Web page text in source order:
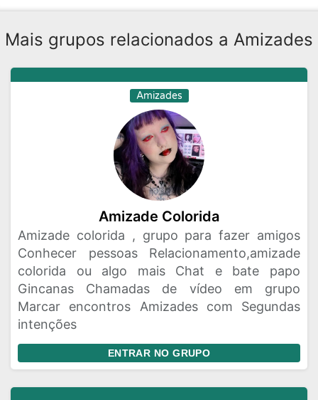
Mais grupos relacionados a Amizades
Amizades
Amizade Colorida
Amizade colorida , grupo para fazer amigos
Conhecer pessoas Relacionamento,amizade
colorida ou algo mais Chat e bate papo
Gincanas Chamadas de vídeo em grupo
Marcar encontros Amizades com Segundas
intenções
ENTRAR NO GRUPO